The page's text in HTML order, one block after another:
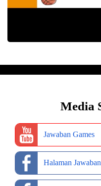
Media
Jawaban Games
Halaman